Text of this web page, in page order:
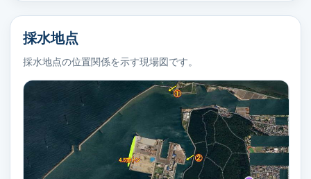
採水地点
採水地点の位置関係を示す現場図です。